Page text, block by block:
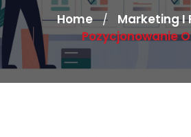
Home / Marketing I
Pozycjonowanie